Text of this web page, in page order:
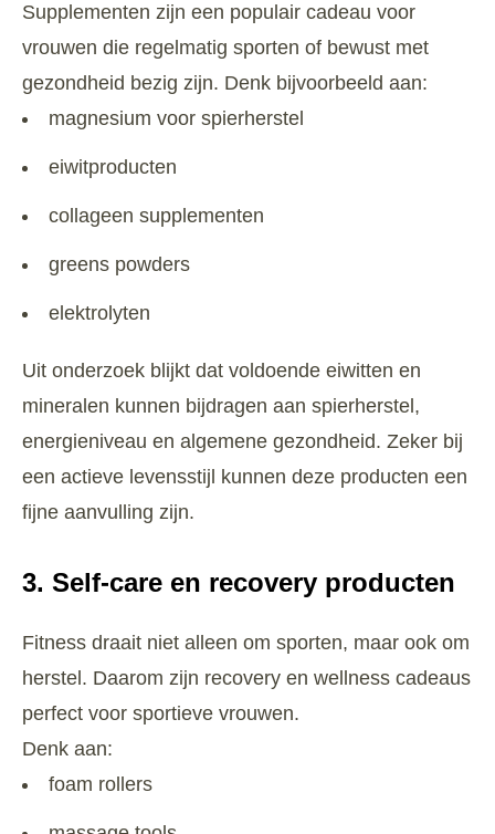
Supplementen zijn een populair cadeau voor
vrouwen die regelmatig sporten of bewust met
gezondheid bezig zijn. Denk bijvoorbeeld aan:
magnesium voor spierherstel
eiwitproducten
collageen supplementen
greens powders
elektrolyten
Uit onderzoek blijkt dat voldoende eiwitten en
mineralen kunnen bijdragen aan spierherstel,
energieniveau en algemene gezondheid. Zeker bij
een actieve levensstijl kunnen deze producten een
fijne aanvulling zijn.
3. Self-care en recovery producten
Fitness draait niet alleen om sporten, maar ook om
herstel. Daarom zijn recovery en wellness cadeaus
perfect voor sportieve vrouwen.
Denk aan:
foam rollers